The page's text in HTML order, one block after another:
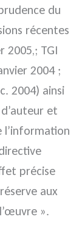
du
récentes
2005,; TGI
2004 ;
2004) ainsi
et
l’information
précise
aux
».